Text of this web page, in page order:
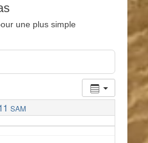
une plus simple
SAM